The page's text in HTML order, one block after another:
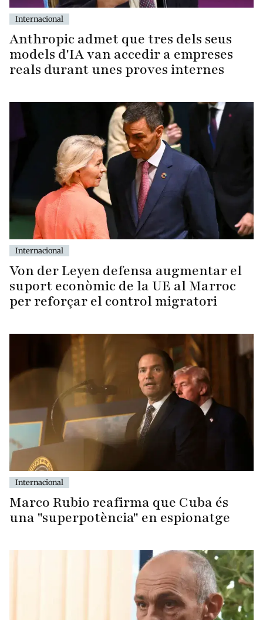
Internacional
Anthropic admet que tres dels seus
models d'IA van accedir a empreses
reals durant unes proves internes
Internacional
Von der Leyen defensa augmentar el
suport econòmic de la UE al Marroc
per reforçar el control migratori
Internacional
Marco Rubio reafirma que Cuba és
una "superpotència" en espionatge